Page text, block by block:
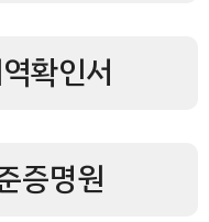
확인서
증명원